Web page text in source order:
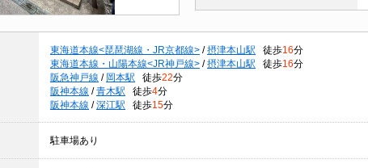
東海道本線<琵琶湖線・JR京都線> / 摂津本山駅 徒歩16分
東海道本線・山陽本線<JR神戸線> / 摂津本山駅 徒歩16分
阪急神戸線 / 岡本駅 徒歩22分
阪神本線 / 青木駅 徒歩4分
阪神本線 / 深江駅 徒歩15分
駐車場あり